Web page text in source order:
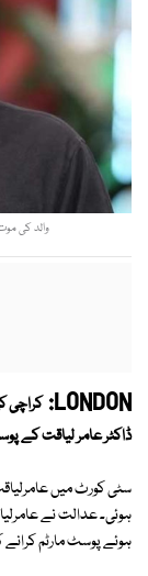
والد کی
LONDON: کراچی
ڈاکٹر عامر لیاقت کے
سٹی کورٹ میں
ہوئی۔ عدالت نے
ہوئے پوسٹ مارٹم